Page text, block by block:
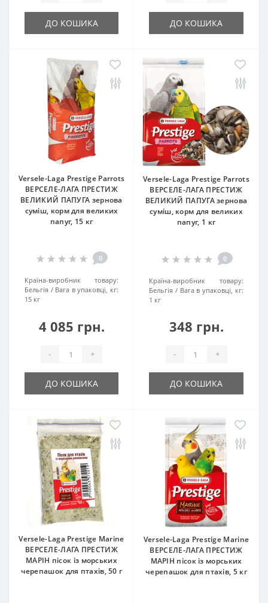
ДО КОШИКА ДО КОШИКА
Versele-Laga Prestige Parrots
ВЕРСЕЛЕ-ЛАГА ПРЕСТИЖ
ВЕЛИКИЙ ПАПУГА зернова
суміш, корм для великих
папуг, 15 кг
0
Країна-виробник товару:
Бельгія
Вага в упаковці, кг:
15 кг
4 085 грн.
- +
ДО КОШИКА
Versele-Laga Prestige Parrots
ВЕРСЕЛЕ-ЛАГА ПРЕСТИЖ
ВЕЛИКИЙ ПАПУГА зернова
суміш, корм для великих
папуг, 1 кг
0
Країна-виробник товару:
Бельгія
Вага в упаковці, кг:
1 кг
348 грн.
- +
ДО КОШИКА
Versele-Laga Prestige Marine
ВЕРСЕЛЕ-ЛАГА ПРЕСТИЖ
МАРІН пісок із морських
черепашок для птахів, 50 г
Versele-Laga Prestige Marine
ВЕРСЕЛЕ-ЛАГА ПРЕСТИЖ
МАРІН пісок із морських
черепашок для птахів, 5 кг